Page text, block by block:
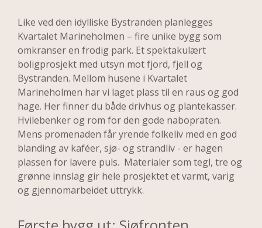
Like ved den idylliske Bystranden planlegges
Kvartalet Marineholmen – fire unike bygg som
omkranser en frodig park. Et spektakulært
boligprosjekt med utsyn mot fjord, fjell og
Bystranden. Mellom husene i Kvartalet
Marineholmen har vi laget plass til en raus og god
hage. Her finner du både drivhus og plantekasser.
Hvilebenker og rom for den gode nabopraten.
Mens promenaden får yrende folkeliv med en god
blanding av kaféer, sjø- og strandliv - er hagen
plassen for lavere puls.  Materialer som tegl, tre og
grønne innslag gir hele prosjektet et varmt, varig
og gjennomarbeidet uttrykk.